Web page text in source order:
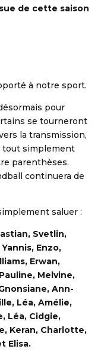
de cette saison
à notre sport.
pour
se tourneront
la transmission,
tout simplement
parenthèses.
continuera de
saluer :
Svetlin,
Enzo,
Erwan,
Melvine,
Ann-
Léa, Amélie,
Léa, Cidgie,
Keran, Charlotte,
Elisa.